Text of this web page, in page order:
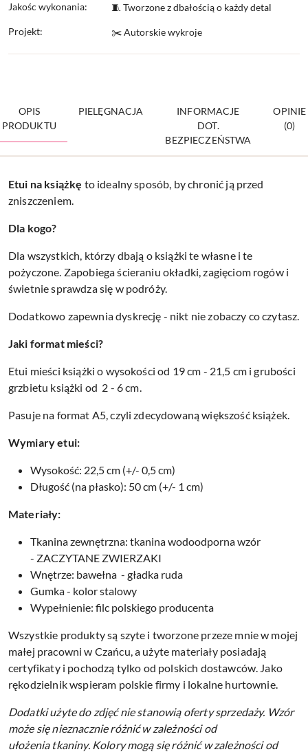
Jakośc wykonania: 🧵 Tworzone z dbałością o każdy detal
Projekt: ✂️ Autorskie wykroje
OPIS
PRODUKTU
PIELĘGNACJA
INFORMACJE
DOT.
BEZPIECZEŃSTWA
OPINIE
(0)
Etui na książkę to idealny sposób, by chronić ją przed
zniszczeniem.
Dla kogo?
Dla wszystkich, którzy dbają o książki te własne i te
pożyczone. Zapobiega ścieraniu okładki, zagięciom rogów i
świetnie sprawdza się w podróży.
Dodatkowo zapewnia dyskrecję - nikt nie zobaczy co czytasz.
Jaki format mieści?
Etui mieści książki o wysokości od 19 cm - 21,5 cm i grubości
grzbietu książki od 2 - 6 cm.
Pasuje na format A5, czyli zdecydowaną większość książek.
Wymiary etui:
Wysokość: 22,5 cm (+/- 0,5 cm)
Długość (na płasko): 50 cm (+/- 1 cm)
Materiały:
Tkanina zewnętrzna: tkanina wodoodporna wzór
- ZACZYTANE ZWIERZAKI
Wnętrze: bawełna - gładka ruda
Gumka - kolor stalowy
Wypełnienie: filc polskiego producenta
Wszystkie produkty są szyte i tworzone przeze mnie w mojej
małej pracowni w Czańcu, a użyte materiały posiadają
certyfikaty i pochodzą tylko od polskich dostawców. Jako
rękodzielnik wspieram polskie firmy i lokalne hurtownie.
Dodatki użyte do zdjęć nie stanowią oferty sprzedaży. Wzór
może się nieznacznie różnić w zależności od
ułożenia tkaniny. Kolory mogą się różnić w zależności od